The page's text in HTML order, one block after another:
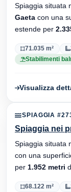
Spiaggia situata
Gaeta con una
estende per
71.035 m²
Stabilimenti
Visualizza
SPIAGGIA
Spiaggia nei
Spiaggia situata
con una
per 1.952 metri
68.122 m²